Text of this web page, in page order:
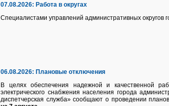
07.08.2026: Работа в округах
Специалистами управлений административных округов
06.08.2026: Плановые отключения
В целях обеспечения надежной и качественной
электрического снабжения населения города
диспетчерская служба» сообщают о проведении